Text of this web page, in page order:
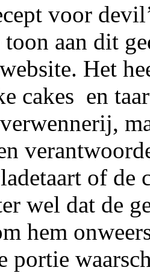
voor
toon aan dit
Het
cakes en
of de
wel dat de
hem
portie